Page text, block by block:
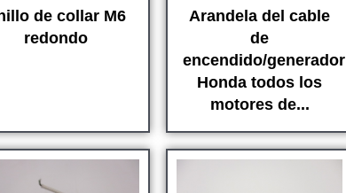
de collar M6
redondo
Arandela del cable
de
encendido/generador
Honda todos los
motores de...